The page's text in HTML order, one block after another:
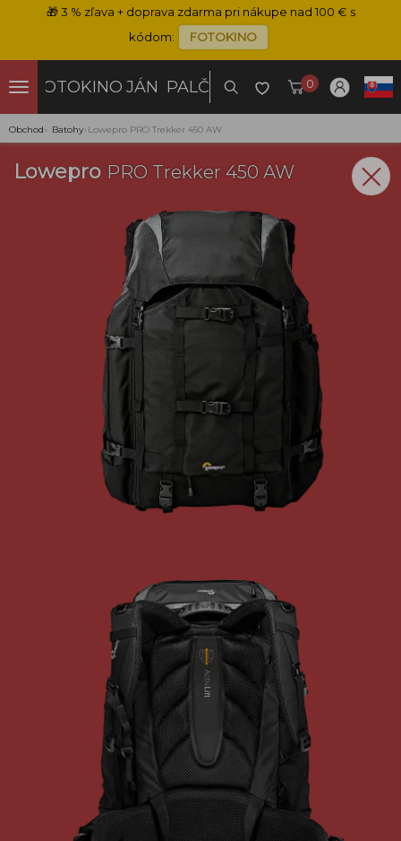
🎁3 % zľava + doprava zdarma pri nákupe nad 100 € s
kódom:
FOTOKINO
FOTOKINO JÁN PALČO 0
Obchod › Batohy› Lowepro PRO Trekker 450 AW
Lowepro PRO Trekker 450 AW